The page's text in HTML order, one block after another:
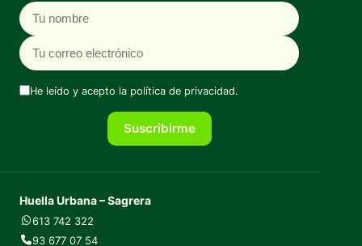
Nombre
Correo electrónico
He leído y acepto la política de privacidad.
Suscribirme
Huella Urbana – Sagrera
613 742 322
93 677 07 54